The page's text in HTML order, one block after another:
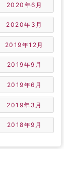
2020年6月
2020年3月
2019年12月
2019年9月
2019年6月
2019年3月
2018年9月